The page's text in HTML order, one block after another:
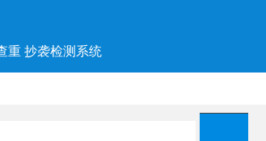
重 抄袭检测系统